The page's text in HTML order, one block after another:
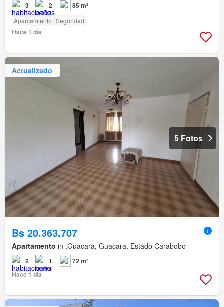
3 2 85 m²
Aparcamiento Seguridad
Hace 1 día
Actualizado
5 Fotos
Bs 20.363.707
Apartamento in ,Guacara, Guacara, Estado Carabobo
2 1
72 m²
Hace 1 día